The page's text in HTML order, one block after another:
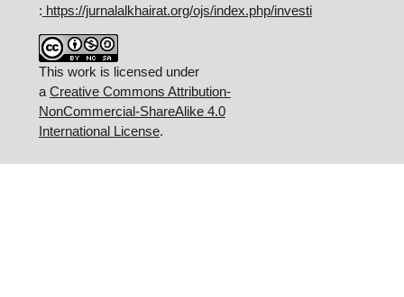
: https://jurnalalkhairat.org/ojs/index.php/investi
This work is licensed under
a Creative Commons Attribution-
NonCommercial-ShareAlike 4.0
International License.